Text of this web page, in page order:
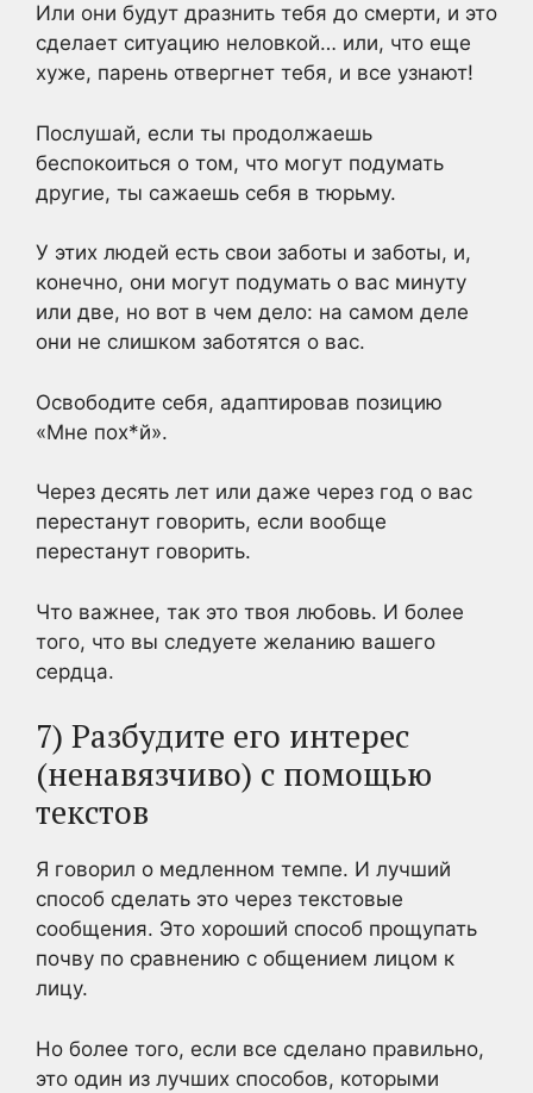
Или они будут дразнить тебя до смерти, и это
сделает ситуацию неловкой… или, что еще
хуже, парень отвергнет тебя, и все узнают!
Послушай, если ты продолжаешь
беспокоиться о том, что могут подумать
другие, ты сажаешь себя в тюрьму.
У этих людей есть свои заботы и заботы, и,
конечно, они могут подумать о вас минуту
или две, но вот в чем дело: на самом деле
они не слишком заботятся о вас.
Освободите себя, адаптировав позицию
«Мне пох*й».
Через десять лет или даже через год о вас
перестанут говорить, если вообще
перестанут говорить.
Что важнее, так это твоя любовь. И более
того, что вы следуете желанию вашего
сердца.
7) Разбудите его интерес
(ненавязчиво) с помощью
текстов
Я говорил о медленном темпе. И лучший
способ сделать это через текстовые
сообщения. Это хороший способ прощупать
почву по сравнению с общением лицом к
лицу.
Но более того, если все сделано правильно,
это один из лучших способов, которыми